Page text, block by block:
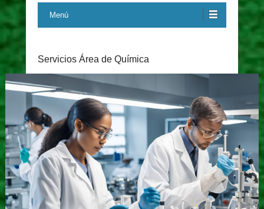
Menú
Servicios Área de Química